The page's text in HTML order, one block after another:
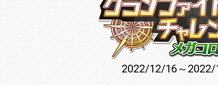
2022/12/16～